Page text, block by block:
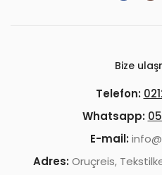
Bize
Telefon:
Whatsapp:
E-mail:
Adres: Oruçreis,